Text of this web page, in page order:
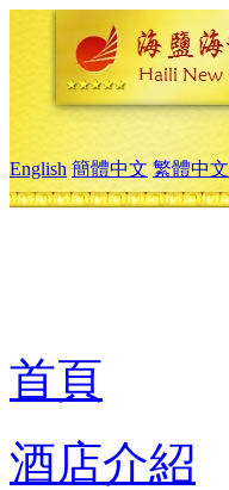
English 簡體中文 繁體中文
首頁
酒店介紹